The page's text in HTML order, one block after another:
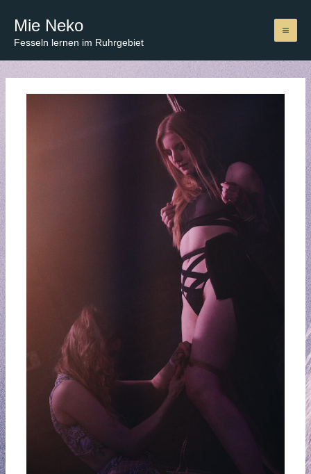
Inhalt
springen
Mie Neko
Fesseln lernen im Ruhrgebiet